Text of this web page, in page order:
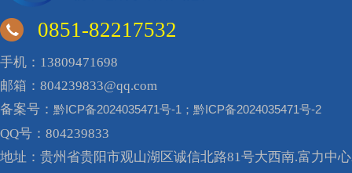
0851-82217532
手机：13809471698
邮箱：804239833@qq.com
备案号： 黔ICP备2024035471号-1；黔ICP备2024035471号-2
QQ号：804239833
地址：贵州省贵阳市观山湖区诚信北路81号大西南.富力中